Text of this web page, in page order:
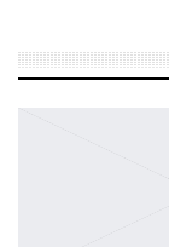
GLOBOBOOK